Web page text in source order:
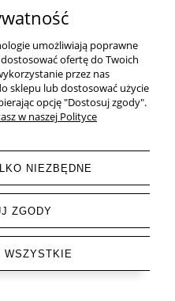
at naturalhomedecor.pl | Tel.:
| REGON: 381429127
umożliwiają poprawne
ofertę do Twoich
przez nas
sklepu lub dostosować użycie
opcję "Dostosuj zgody".
w naszej Polityce
NIEZBĘDNE
ZGODY
WSZYSTKIE